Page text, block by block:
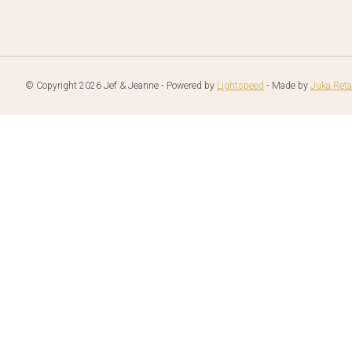
© Copyright 2026 Jef & Jeanne - Powered by Lightspeed - Made by